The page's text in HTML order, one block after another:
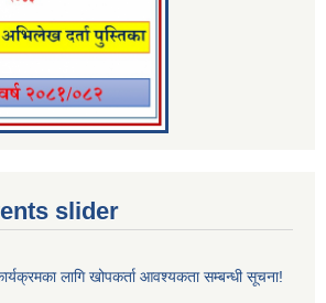
slider
लागि खोपकर्ता आवश्यकता सम्बन्धी सूचना!